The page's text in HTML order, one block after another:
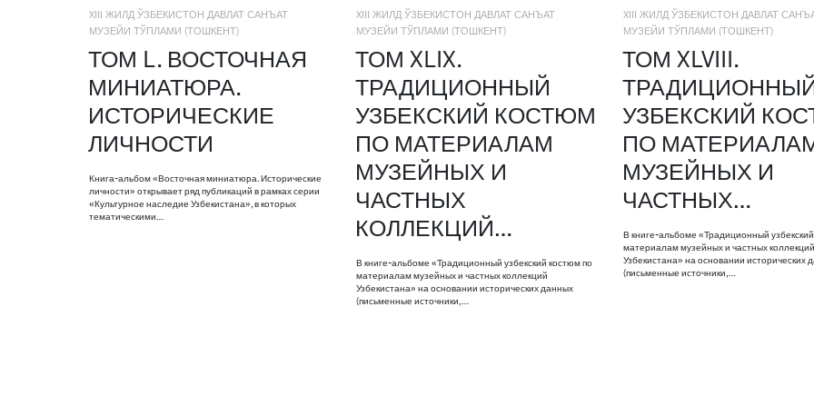
XIII ЖИЛД ЎЗБЕКИСТОН ДАВЛАТ САНЪАТ
МУЗЕЙИ ТЎПЛАМИ (ТОШКЕНТ)
ТОМ L. ВОСТОЧНАЯ
МИНИАТЮРА.
ИСТОРИЧЕСКИЕ
ЛИЧНОСТИ
Книга-альбом «Восточная миниатюра. Исторические
личности» открывает ряд публикаций в рамках серии
«Культурное наследие Узбекистана», в которых
тематическими…
XIII ЖИЛД ЎЗБЕКИСТОН ДАВЛАТ САНЪАТ
МУЗЕЙИ ТЎПЛАМИ (ТОШКЕНТ)
ТОМ XLIX.
ТРАДИЦИОННЫЙ
УЗБЕКСКИЙ КОСТЮМ
ПО МАТЕРИАЛАМ
МУЗЕЙНЫХ И
ЧАСТНЫХ
КОЛЛЕКЦИЙ…
В книге-альбоме «Традиционный узбекский костюм по
материалам музейных и частных коллекций
Узбекистана» на основании исторических данных
(письменные источники,…
XIII ЖИЛД ЎЗБЕКИСТОН ДАВЛАТ
МУЗЕЙИ ТЎПЛАМИ (ТОШКЕНТ)
ТОМ XLVIII.
УЗБЕКСКИЙ
ПО
МУЗЕЙНЫХ И
ЧАСТНЫХ…
В книге-альбоме «Традиционный
материалам музейных и частных коллекций
Узбекистана» на основании исторических
(письменные источники,…